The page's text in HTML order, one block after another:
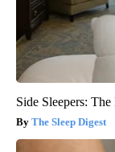
Side Sleepers:
The Sleep Digest